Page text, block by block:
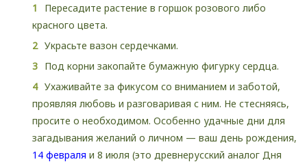
Пересадите растение в горшок розового либо
красного цвета.
Украсьте вазон сердечками.
Под корни закопайте бумажную фигурку сердца.
Ухаживайте за фикусом со вниманием и заботой,
проявляя любовь и разговаривая с ним. Не стесняясь,
просите о необходимом. Особенно удачные дни для
загадывания желаний о личном — ваш день рождения,
14 февраля и 8 июля (это древнерусский аналог Дня